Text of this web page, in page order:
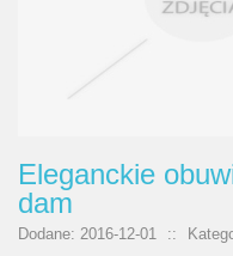
Eleganckie
dam
Dodane: 2016-12-01 ::